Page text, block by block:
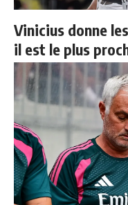
Vinicius donne
il est le plus